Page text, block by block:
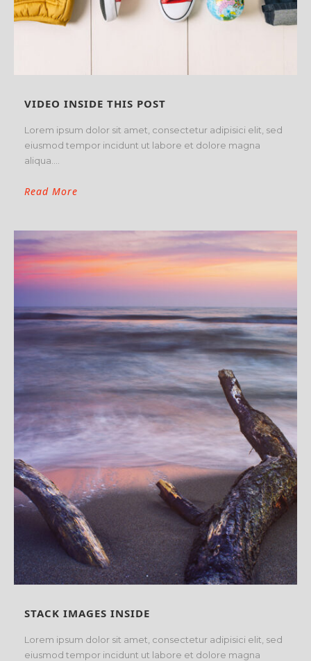
VIDEO INSIDE THIS POST
Lorem ipsum dolor sit amet, consectetur adipisici elit, sed
eiusmod tempor incidunt ut labore et dolore magna
aliqua....
Read More
STACK IMAGES INSIDE
Lorem ipsum dolor sit amet, consectetur adipisici elit, sed
eiusmod tempor incidunt ut labore et dolore magna